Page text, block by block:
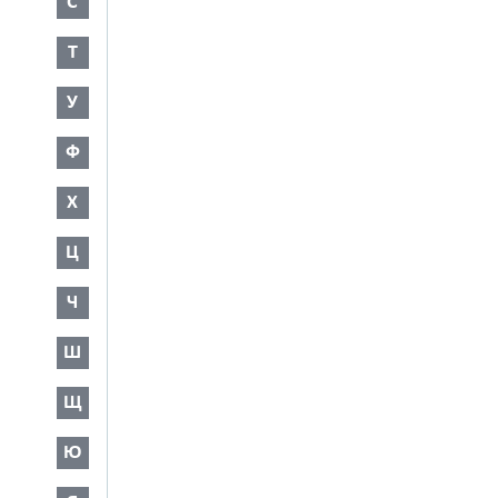
Т
У
Ф
Х
Ц
Ч
Ш
Щ
Ю